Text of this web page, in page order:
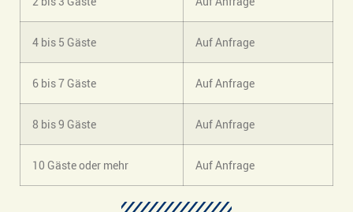
4 bis 5 Gäste Auf Anfrage
6 bis 7 Gäste Auf Anfrage
8 bis 9 Gäste Auf Anfrage
10 Gäste oder mehr Auf Anfrage